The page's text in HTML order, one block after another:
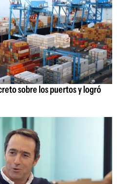
sobre los puertos y logró